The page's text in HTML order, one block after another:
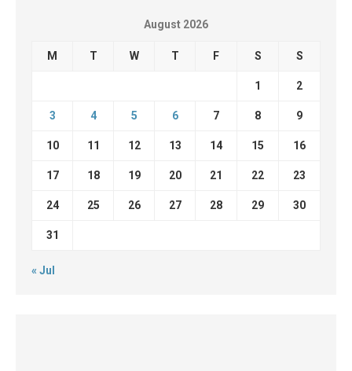
August 2026
M T W T F S S
1 2
3 4 5 6 7 8 9
10 11 12 13 14 15 16
17 18 19 20 21 22 23
24 25 26 27 28 29 30
31
« Jul